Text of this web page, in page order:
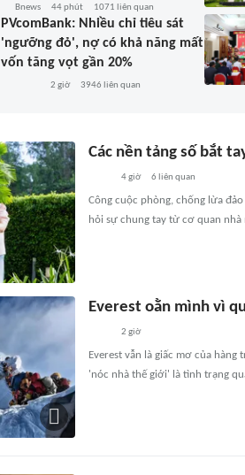
Bnews 44 phút 1071 liên quan
PVcomBank: Nhiều chỉ tiêu sát
'ngưỡng đỏ', nợ có khả năng mất
vốn tăng vọt gần 20%
2 giờ 3946 liên quan
Các nền tảng số bắt
4 giờ 6 liên quan
Công cuộc phòng, chống lừa
hỏi sự chung tay từ cơ quan
Everest oằn mình vì
2 giờ
Everest vẫn là giấc mơ của
'nóc nhà thế giới' là tình trạng